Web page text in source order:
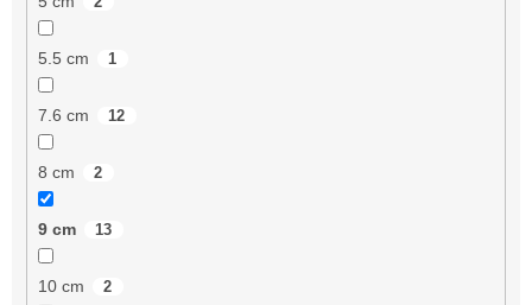
5.5 cm 1
7.6 cm 12
8 cm 2
9 cm 13
10 cm 2